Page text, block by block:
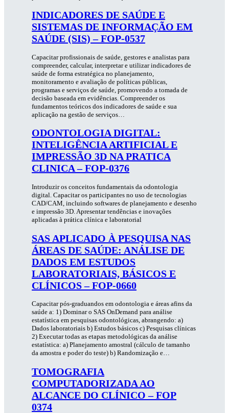
INDICADORES DE SAÚDE E
SISTEMAS DE INFORMAÇÃO EM
SAÚDE (SIS) – FOP-0537
Capacitar profissionais de saúde, gestores e analistas para
compreender, calcular, interpretar e utilizar indicadores de
saúde de forma estratégica no planejamento,
monitoramento e avaliação de políticas públicas,
programas e serviços de saúde, promovendo a tomada de
decisão baseada em evidências. Compreender os
fundamentos teóricos dos indicadores de saúde e sua
aplicação na gestão de serviços…
ODONTOLOGIA DIGITAL:
INTELIGÊNCIA ARTIFICIAL E
IMPRESSÃO 3D NA PRATICA
CLINICA – FOP-0376
Introduzir os conceitos fundamentais da odontologia
digital. Capacitar os participantes no uso de tecnologias
CAD/CAM, incluindo softwares de planejamento e desenho
e impressão 3D. Apresentar tendências e inovações
aplicadas à prática clínica e laboratorial
SAS APLICADO À PESQUISA NAS
ÁREAS DE SAÚDE: ANÁLISE DE
DADOS EM ESTUDOS
LABORATORIAIS, BÁSICOS E
CLÍNICOS – FOP-0660
Capacitar pós-graduandos em odontologia e áreas afins da
saúde a: 1) Dominar o SAS OnDemand para análise
estatística em pesquisas odontológicas, abrangendo: a)
Dados laboratoriais b) Estudos básicos c) Pesquisas clínicas
2) Executar todas as etapas metodológicas da análise
estatística: a) Planejamento amostral (cálculo de tamanho
da amostra e poder do teste) b) Randomização e…
TOMOGRAFIA
COMPUTADORIZADA AO
ALCANCE DO CLÍNICO – FOP
0374